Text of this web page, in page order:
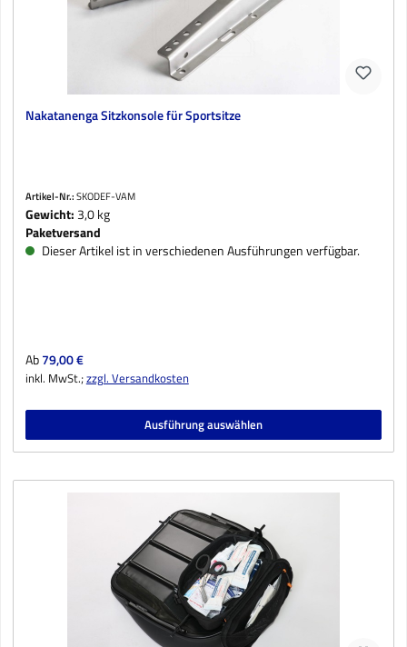
Nakatanenga Sitzkonsole für Sportsitze
Artikel-Nr.:SKODEF-VAM
Gewicht: 3,0 kg
Paketversand
Dieser Artikel ist in verschiedenen Ausführungen verfügbar.
Regulärer Preis:
Ab79,00 €
inkl. MwSt.;zzgl. Versandkosten
Ausführung auswählen